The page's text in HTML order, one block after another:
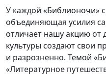
У каждой «Библионочи»
объединяющая усилия
отличает нашу акцию от
культуры создают свои
и разрозненно. Темой
«Литературное